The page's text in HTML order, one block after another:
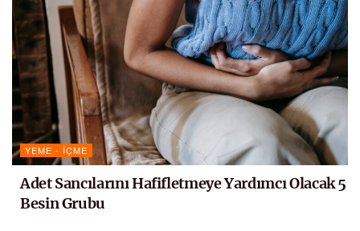
YEME - İÇME
Adet Sancılarını Hafifletmeye Yardımcı Olacak 5
Besin Grubu